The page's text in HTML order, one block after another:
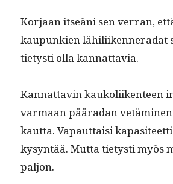
Kor­jaan itseäni sen ver­ran,
kaupunkien lähili­iken­ner­a­dat
tietysti olla kannattavia.
Kan­nat­tavin kaukoli­iken­teen
var­maan pääradan
kaut­ta. Vapaut­taisi
kysyn­tää. Mut­ta tietysti myös
paljon.